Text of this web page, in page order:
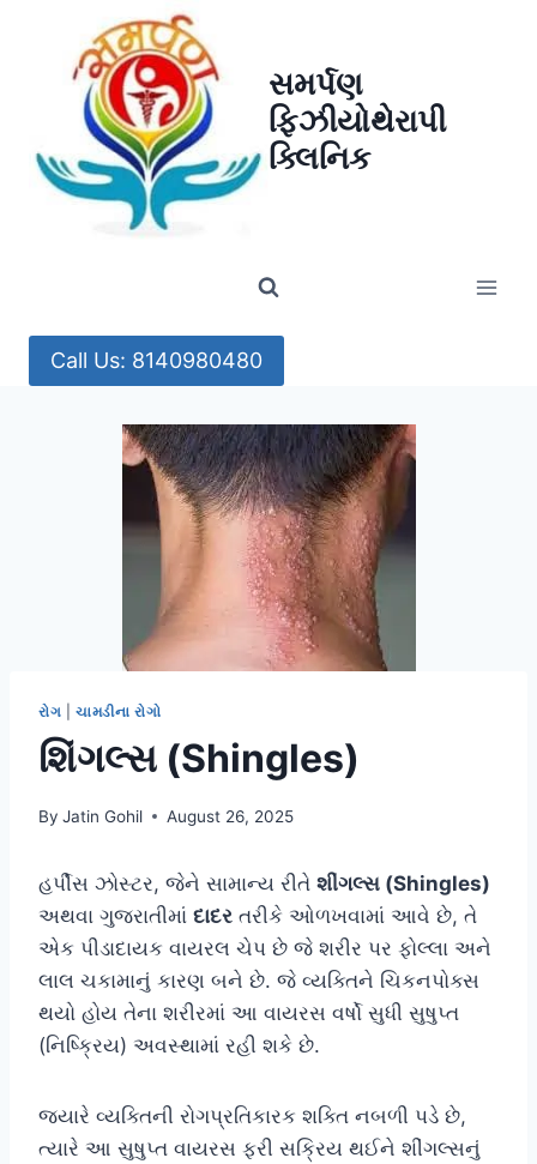
સમર્પણ
ફિઝીયોથેરાપી
ક્લિનિક
Call Us: 8140980480
રોગ ચામડીના રોગો
શિંગલ્સ (Shingles)
By Jatin Gohil August 26, 2025
હર્પીસ ઝોસ્ટર, જેને સામાન્ય રીતે શીંગલ્સ (Shingles)
અથવા ગુજરાતીમાં દાદર તરીકે ઓળખવામાં આવે છે, તે
એક પીડાદાયક વાયરલ ચેપ છે જે શરીર પર ફોલ્લા અને
લાલ ચકામાનું કારણ બને છે. જે વ્યક્તિને ચિકનપોક્સ
થયો હોય તેના શરીરમાં આ વાયરસ વર્ષો સુધી સુષુપ્ત
(નિષ્ક્રિય) અવસ્થામાં રહી શકે છે.
જ્યારે વ્યક્તિની રોગપ્રતિકારક શક્તિ નબળી પડે છે,
ત્યારે આ સુષુપ્ત વાયરસ ફરી સક્રિય થઈને શીંગલ્સનું